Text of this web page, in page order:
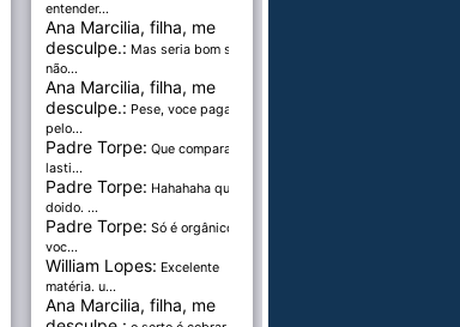
entender...
Ana Marcilia, filha, me
desculpe.: Mas seria bom se
não...
Ana Marcilia, filha, me
desculpe.: Pese, voce paga
pelo...
Padre Torpe: Que comparação
lasti...
Padre Torpe: Hahahaha que
doido. ...
Padre Torpe: Só é orgânico se
voc...
William Lopes: Excelente
matéria. u...
Ana Marcilia, filha, me